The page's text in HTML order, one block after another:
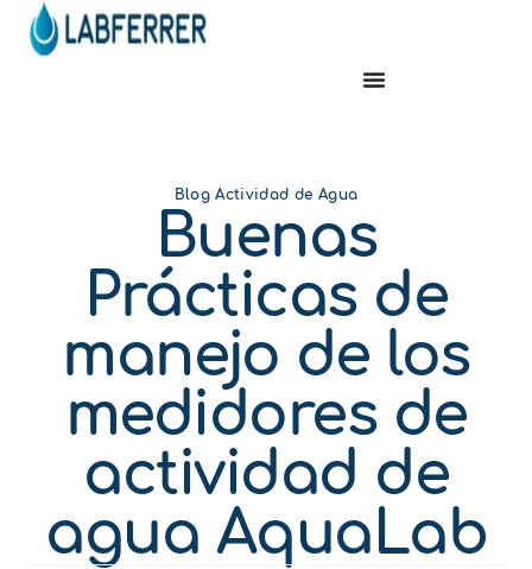
Blog Actividad de Agua
Buenas
Prácticas de
manejo de los
medidores de
actividad de
agua AquaLab